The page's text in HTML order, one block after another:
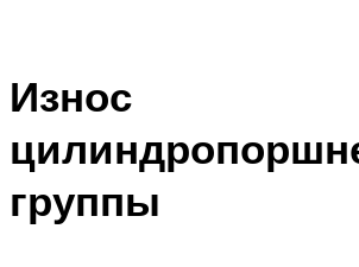
Износ
группы